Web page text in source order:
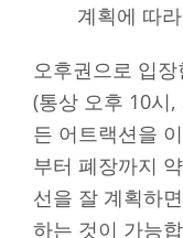
계획에 따
오후권으로 입
(통상 오후 10시
든 어트랙션을
부터 폐장까지
선을 잘 계획하
하는 것이 가능